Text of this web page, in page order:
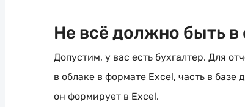
Не всё должно быть в
Допустим, у вас есть бухгалтер. Для
в облаке в формате Excel, часть в
он формирует в Excel.